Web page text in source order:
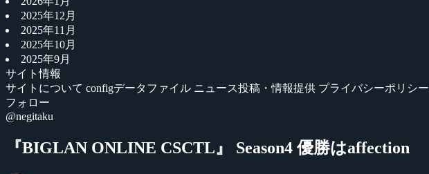
2025年12月
2025年11月
2025年10月
2025年9月
サイト情報
サイトについて configデータファイル ニュース投稿・情報提供 プライバシーポリシー
フォロー
@negitaku
『BIGLAN ONLINE CSCTL』 Season4 優勝はaffection